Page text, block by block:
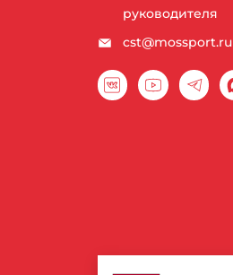
руководителя
cst@mossport.ru